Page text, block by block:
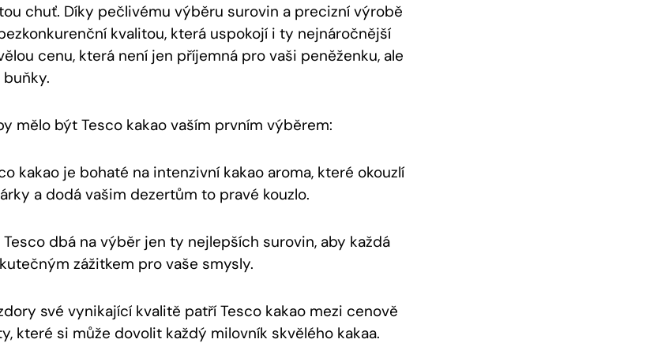
chuť. Díky⁣ pečlivému výběru surovin ⁤a precizní výrobě⁤
kvalitou, která uspokojí i ty nejnáročnější
cenu, která ‍není jen příjemná pro vaši peněženku,‍ ale
mělo být Tesco kakao vaším‍ prvním výběrem:
kakao je ​bohaté ‍na intenzivní kakao aroma, které okouzlí
a ​dodá ⁢vašim dezertům to pravé kouzlo.
Tesco ‍dbá na výběr jen ty nejlepších ⁣surovin, aby ‍každá⁤
zážitkem pro⁤ vaše smysly.
své⁢ vynikající kvalitě patří⁣ Tesco kakao mezi cenově
které si ⁣může dovolit⁣ každý⁢ milovník skvělého ⁤kakaa.